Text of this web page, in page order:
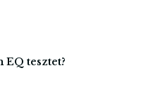
tesztet?